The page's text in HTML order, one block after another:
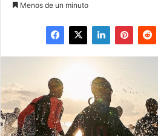
Menos de un minuto